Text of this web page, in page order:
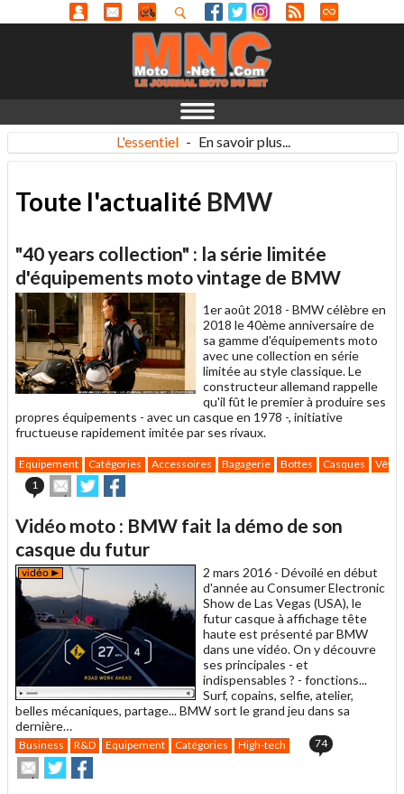
L'essentiel - En savoir plus...
Toute l'actualité BMW
"40 years collection" : la série limitée
d'équipements moto vintage de BMW
1er août 2018 - BMW célèbre en
2018 le 40ème anniversaire de
sa gamme d'équipements moto
avec une collection en série
limitée au style classique. Le
constructeur allemand rappelle
qu'il fût le premier à produire ses
propres équipements - avec un casque en 1978 -, initiative
fructueuse rapidement imitée par ses rivaux.
Equipement Catégories Accessoires Bagagerie Bottes Casques
1
Envoyer
cet
à
un
ami
Partager
sur sur
Vidéo moto : BMW fait la démo de son
casque du futur
2 mars 2016 - Dévoilé en début
d'année au Consumer Electronic
Show de Las Vegas (USA), le
futur casque à affichage tête
haute est présenté par BMW
dans une vidéo. On y découvre
ses principales - et
indispensables ? - fonctions...
Surf, copains, selfie, atelier,
belles mécaniques, partage... BMW sort le grand jeu dans sa
dernière…
Business R&D Equipement Catégories High-tech 74
Envoyer
cet
Partager
sur
sur